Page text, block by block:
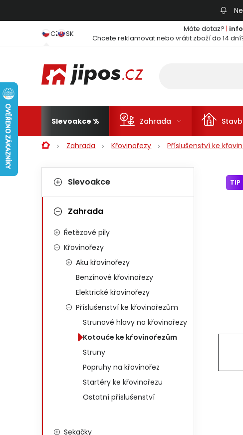
CZ SK Máte dotaz? |
Chcete reklamovat nebo vrátit zboží do 14
Slevoakce Zahrada
DomůZahrada Křovinořezy Příslušenství ke
Postranní panel
Kategorie
Slevoakce
Zahrada
Řetězové pily
Křovinořezy
Aku křovinořezy
Benzínové křovinořezy
Elektrické křovinořezy
Příslušenství ke křovinořezům
Strunové hlavy na křovinořezy
Kotouče ke křovinořezům
Struny
Popruhy na křovinořez
Startéry ke křovinořezu
Ostatní příslušenství
Sekačky
TIP